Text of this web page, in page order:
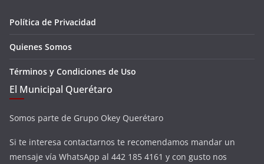
Política de Privacidad
Quienes Somos
Términos y Condiciones de Uso
El Municipal Querétaro
Somos parte de Grupo Okey Querétaro
Si te interesa contactarnos te recomendamos mandar un
mensaje vía WhatsApp al 442 185 4161 y con gusto nos